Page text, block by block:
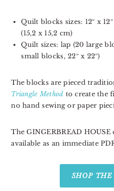
Quilt blocks sizes: 12″ x
(15,2 x 15,2 cm)
Quilt sizes: lap (20 large
small blocks, 22″ x 22″)
The blocks are pieced
Triangle Method to create the
no hand sewing or paper
The GINGERBREAD
available as an immediate
SHOP